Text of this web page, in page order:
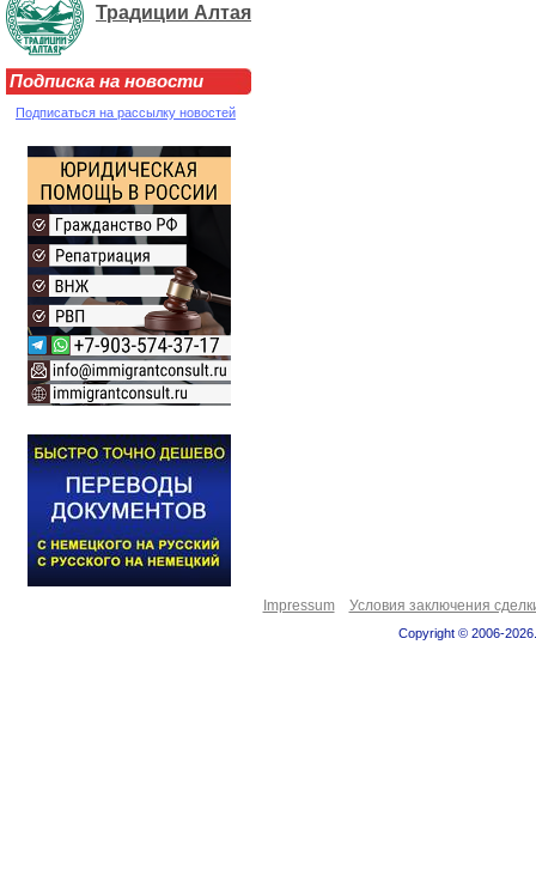
Традиции Алтая
Подписка на новости
Подписаться на рассылку новостей
Impressum Условия заключения
Copyright © 2006-